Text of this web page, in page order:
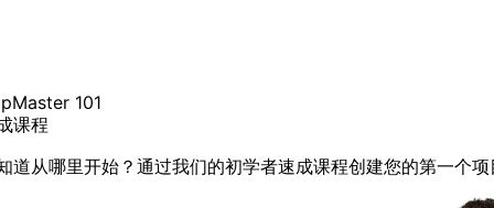
101
课程
道从哪里开始？通过我们的初学者速成课程创建您的第一个项